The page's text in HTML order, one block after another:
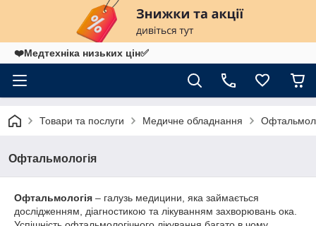
❤️Медтехніка низьких цін✅
Товари та послуги Медичне обладнання
Офтальмологія
Офтальмологія – галузь медицини, яка займається
дослідженням, діагностикою та лікуванням захворювань ока.